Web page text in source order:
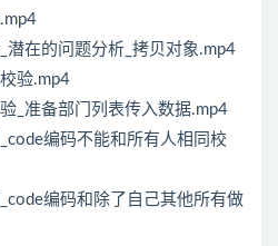
潜在的问题分析_拷贝对象.mp4
验.mp4
_准备部门列表传入数据.mp4
编码不能和所有人相同校
编码和除了自己其他所有做